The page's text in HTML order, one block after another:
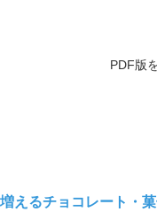
PDF版
えるチョコレート・